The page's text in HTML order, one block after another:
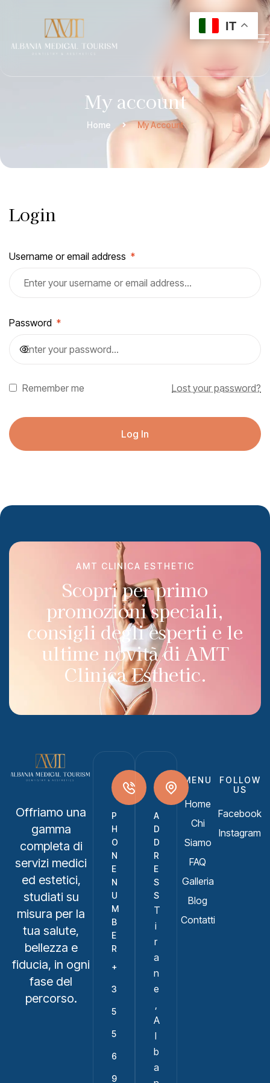
My account
Home My Account
Login
Username or email address *
Password *
Remember me Lost your password?
Log In
Scopri per primo
promozioni speciali,
consigli degli esperti e le
ultime novità di AMT
Clinica Esthetic.
AMT CLINICA ESTHETIC
Offriamo una
gamma
completa di
servizi medici
ed estetici,
studiati su
misura per la
tua salute,
bellezza e
fiducia, in ogni
fase del
percorso.
MENU
Home
Chi
Siamo
FAQ
Galleria
Blog
Contatti
FOLLOW
US
Facebook
Instagram
P
H
O
N
E
N
U
M
B
E
R
+
3
5
5
6
9
A
D
D
R
E
S
S
T
i
r
a
n
e
A
l
b
a
IT